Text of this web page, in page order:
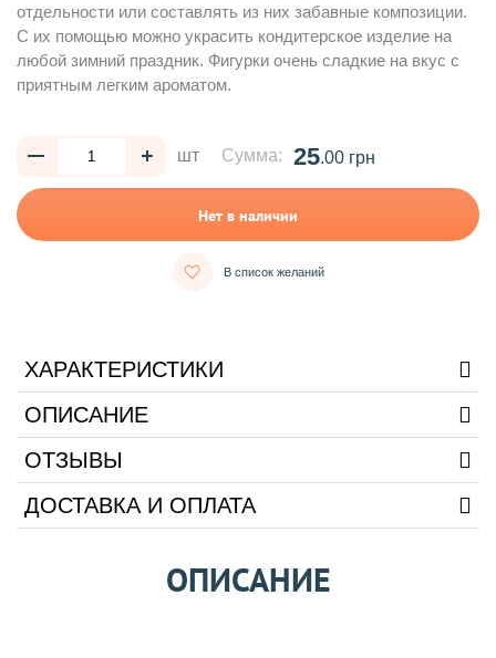
отдельности или составлять из них забавные композиции.
С их помощью можно украсить кондитерское изделие на
любой зимний праздник. Фигурки очень сладкие на вкус с
приятным легким ароматом.
шт Сумма: 25.00 грн
Нет в наличии
В список желаний
ХАРАКТЕРИСТИКИ
ОПИСАНИЕ
ОТЗЫВЫ
ДОСТАВКА И ОПЛАТА
ОПИСАНИЕ